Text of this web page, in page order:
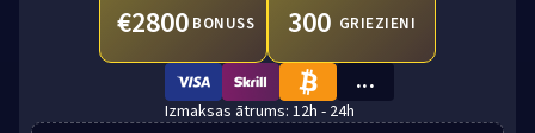
€2800 BONUSS 300 GRIEZIENI
...
12h - 24h